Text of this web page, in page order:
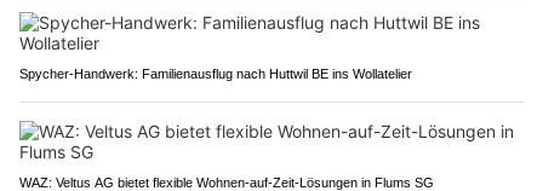
Spycher-Handwerk: Familienausflug nach Huttwil BE ins Wollatelier
WAZ: Veltus AG bietet flexible Wohnen-auf-Zeit-Lösungen in Flums SG